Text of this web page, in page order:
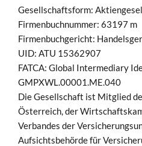
Gesellschaftsform:
Firmenbuchnummer: 63197 m
Firmenbuchgericht:
UID: ATU 15362907
FATCA: Global Intermediary
GMPXWL.00001.ME.040
Die Gesellschaft ist Mitglied
Österreich, der
Verbandes der
Aufsichtsbehörde für